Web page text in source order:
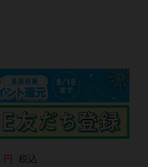
円 税込